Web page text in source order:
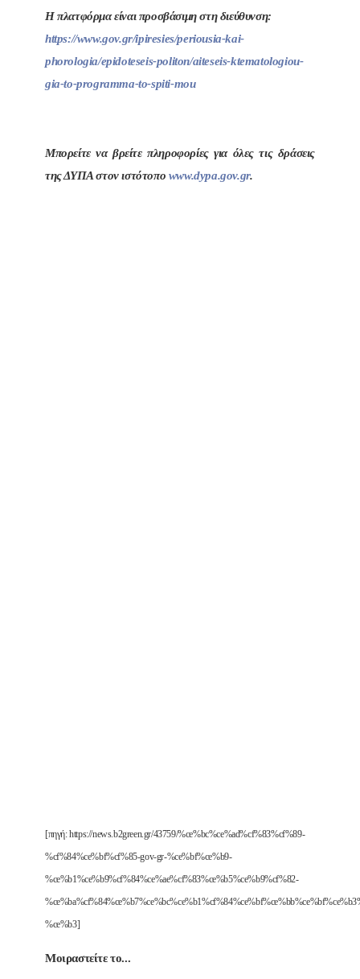
Η πλατφόρμα είναι προσβάσιμη στη διεύθυνση:
https://www.gov.gr/ipiresies/periousia-kai-
phorologia/epidoteseis-politon/aiteseis-ktematologiou-
gia-to-programma-to-spiti-mou
Μπορείτε να βρείτε πληροφορίες για όλες τις δράσεις
της ΔΥΠΑ στον ιστότοπο www.dypa.gov.gr.
[πηγή: https://news.b2green.gr/43759/%ce%bc%ce%ad%cf%83%cf%89-
%cf%84%ce%bf%cf%85-gov-gr-%ce%bf%ce%b9-
%ce%b1%ce%b9%cf%84%ce%ae%cf%83%ce%b5%ce%b9%cf%82-
%ce%b3]
Μοιραστείτε το...